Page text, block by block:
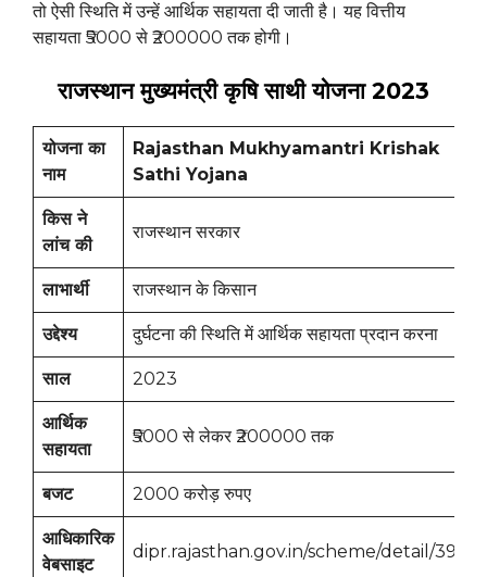
तो ऐसी स्थिति में उन्हें आर्थिक सहायता दी जाती है। यह वित्तीय
सहायता ₹5000 से ₹200000 तक होगी।
राजस्थान मुख्यमंत्री कृषि साथी योजना 2023
योजना का
नाम
Rajasthan Mukhyamantri Krishak
Sathi Yojana
किस ने
लांच की
राजस्थान सरकार
लाभार्थी राजस्थान के किसान
उद्देश्य दुर्घटना की स्थिति में आर्थिक सहायता प्रदान करना
साल 2023
आर्थिक
सहायता
₹5000 से लेकर ₹200000 तक
बजट 2000 करोड़ रुपए
आधिकारिक
वेबसाइट
dipr.rajasthan.gov.in/scheme/detail/398